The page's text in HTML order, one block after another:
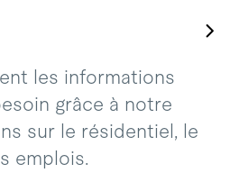
les informations
grâce à notre
sur le résidentiel, le
emplois.